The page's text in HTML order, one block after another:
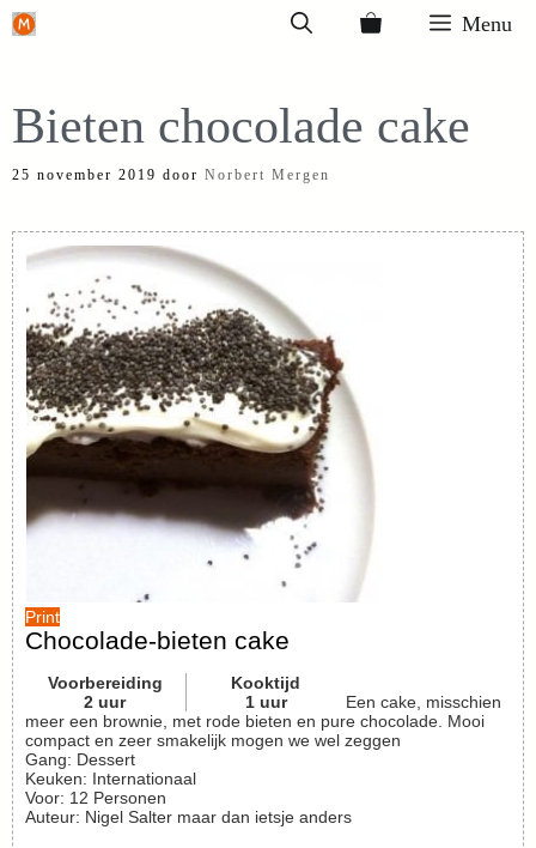
Ga
inhoud
Menu
Bieten chocolade cake
25 november 2019 door Norbert Mergen
Print
Chocolade-bieten cake
Voorbereiding
2 uur
Kooktijd
1 uur
Een cake, misschien
meer een brownie, met rode bieten en pure chocolade. Mooi
compact en zeer smakelijk mogen we wel zeggen
Gang: Dessert
Keuken: Internationaal
Voor: 12 Personen
Auteur: Nigel Salter maar dan ietsje anders